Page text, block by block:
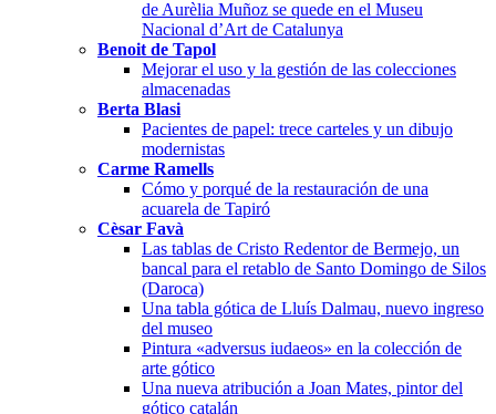
de Aurèlia Muñoz se quede en el Museu
Nacional d’Art de Catalunya
Benoit de Tapol
Mejorar el uso y la gestión de las colecciones
almacenadas
Berta Blasi
Pacientes de papel: trece carteles y un dibujo
modernistas
Carme Ramells
Cómo y porqué de la restauración de una
acuarela de Tapiró
Cèsar Favà
Las tablas de Cristo Redentor de Bermejo, un
bancal para el retablo de Santo Domingo de Silos
(Daroca)
Una tabla gótica de Lluís Dalmau, nuevo ingreso
del museo
Pintura «adversus iudaeos» en la colección de
arte gótico
Una nueva atribución a Joan Mates, pintor del
gótico catalán